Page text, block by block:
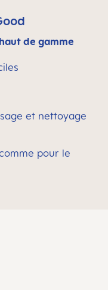
haut de gamme
et nettoyage
pour le